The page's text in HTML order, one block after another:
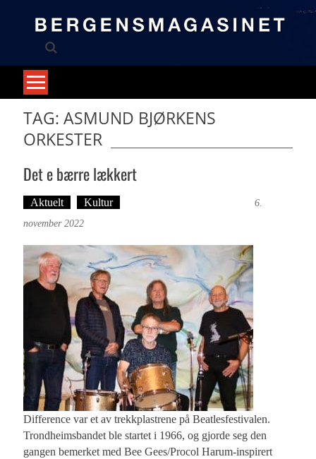
TAG: ASMUND BJØRKENS
ORKESTER
Det e bærre lækkert
Aktuelt Kultur
6.
november 2022
Difference var et av trekkplastrene på Beatlesfestivalen.
Trondheimsbandet ble startet i 1966, og gjorde seg den
gangen bemerket med Bee Gees/Procol Harum-inspirert